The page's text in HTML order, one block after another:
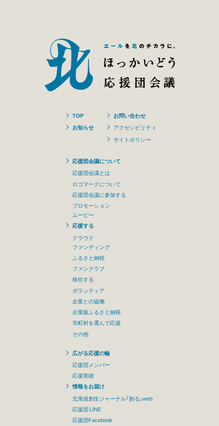
TOP
お知らせ
お問い合わせ
アクセシビリティ
サイトポリシー
応援団会議について
応援団会議とは
ロゴマークについて
応援団会議に参加する
プロモーション
ムービー
応援する
クラウド
ファンディング
ふるさと納税
ファンクラブ
移住する
ボランティア
企業との協働
企業版ふるさと納税
市町村を選んで応援
その他
広がる応援の輪
応援団メンバー
応援実績
情報をお届け
北海道創生ジャーナル「創る」web
応援団 LINE
応援団Facebook